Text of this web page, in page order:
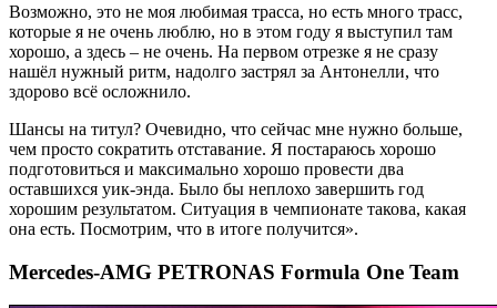
Возможно, это не моя любимая трасса, но есть много трасс,
которые я не очень люблю, но в этом году я выступил там
хорошо, а здесь – не очень. На первом отрезке я не сразу
нашёл нужный ритм, надолго застрял за Антонелли, что
здорово всё осложнило.
Шансы на титул? Очевидно, что сейчас мне нужно больше,
чем просто сократить отставание. Я постараюсь хорошо
подготовиться и максимально хорошо провести два
оставшихся уик-энда. Было бы неплохо завершить год
хорошим результатом. Ситуация в чемпионате такова, какая
она есть. Посмотрим, что в итоге получится».
Mercedes-AMG PETRONAS Formula One Team